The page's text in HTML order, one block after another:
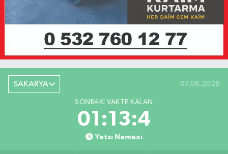
SAKARYA 07.08.2026
SONRAKI VAKTE KALAN
01:13:4
Yatsı Namazı